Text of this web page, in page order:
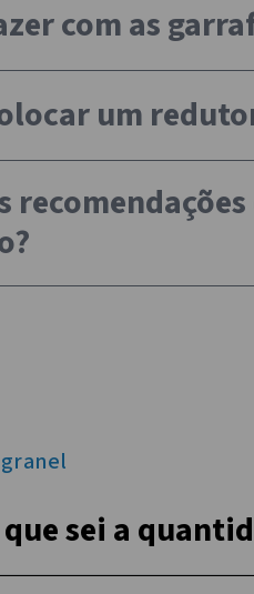
com as
um
que sei a